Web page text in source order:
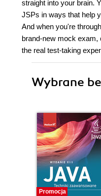
straight into your brain.
JSPs in ways that help
And when you're
brand-new mock exam,
the real test-taking
Wybrane
Promocja